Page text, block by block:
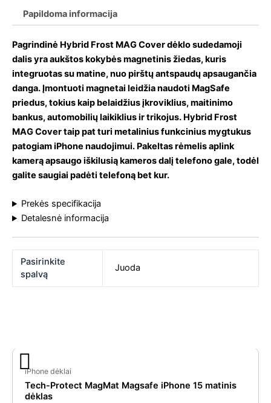
Papildoma informacija
Pagrindinė Hybrid Frost MAG Cover dėklo sudedamoji
dalis yra aukštos kokybės magnetinis žiedas, kuris
integruotas su matine, nuo pirštų antspaudų apsaugančia
danga. Įmontuoti magnetai leidžia naudoti MagSafe
priedus, tokius kaip belaidžius įkroviklius, maitinimo
bankus, automobilių laikiklius ir trikojus. Hybrid Frost
MAG Cover taip pat turi metalinius funkcinius mygtukus
patogiam iPhone naudojimui. Pakeltas rėmelis aplink
kamerą apsaugo iškilusią kameros dalį telefono gale, todėl
galite saugiai padėti telefoną bet kur.
Prekės specifikacija
Detalesnė informacija
Pasirinkite
spalvą
Juoda
Panašios prekės
iPhone dėklai
Tech-Protect MagMat Magsafe iPhone 15 matinis
dėklas
price
was: is: